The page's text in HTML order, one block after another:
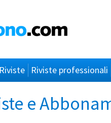
Riviste Riviste professionali
e